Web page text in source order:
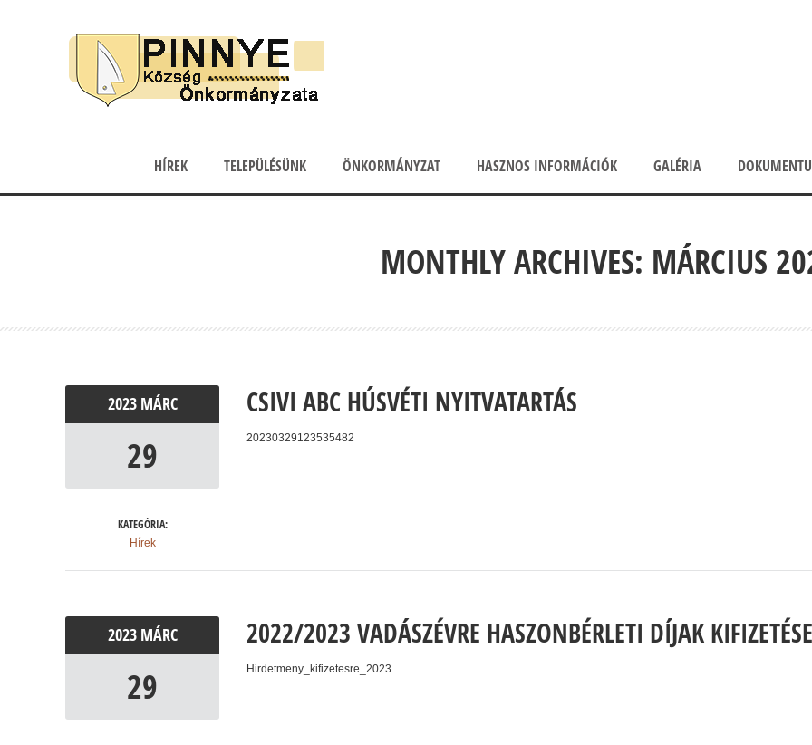
HÍREK TELEPÜLÉSÜNK ÖNKORMÁNYZAT HASZNOS INFORMÁCIÓK GALÉRIA
MONTHLY ARCHIVES: MÁRCIUS
2023 MÁRC
29
KATEGÓRIA:
Hírek
CSIVI ABC HÚSVÉTI NYITVATARTÁS
20230329123535482
2023 MÁRC
29
2022/2023 VADÁSZÉVRE HASZONBÉRLETI DÍJAK
Hirdetmeny_kifizetesre_2023.